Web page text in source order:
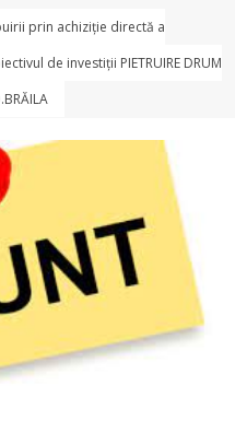
prin achiziție directă a
de investiții PIETRUIRE DRUM